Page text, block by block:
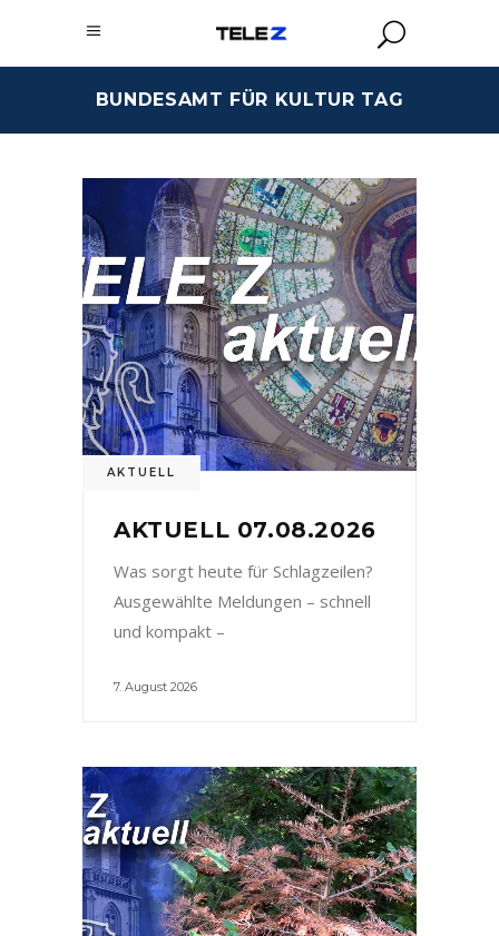
BUNDESAMT FÜR KULTUR TAG
AKTUELL
AKTUELL 07.08.2026
Was sorgt heute für Schlagzeilen?
Ausgewählte Meldungen – schnell
und kompakt –
7. August 2026